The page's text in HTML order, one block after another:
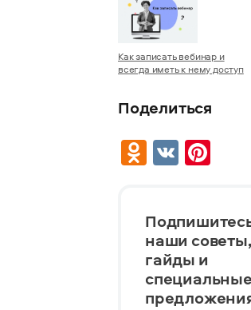
Как записать вебинар и
всегда иметь к нему доступ
Поделиться
VK
наши советы,
гайды и
специальные